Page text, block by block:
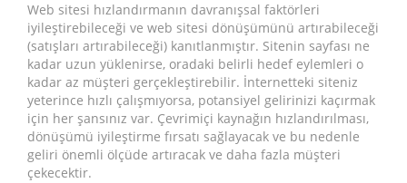
Web sitesi hızlandırmanın davranışsal faktörleri
iyileştirebileceği ve web sitesi dönüşümünü artırabileceği
(satışları artırabileceği) kanıtlanmıştır. Sitenin sayfası ne
kadar uzun yüklenirse, oradaki belirli hedef eylemleri o
kadar az müşteri gerçekleştirebilir. İnternetteki siteniz
yeterince hızlı çalışmıyorsa, potansiyel gelirinizi kaçırmak
için her şansınız var. Çevrimiçi kaynağın hızlandırılması,
dönüşümü iyileştirme fırsatı sağlayacak ve bu nedenle
geliri önemli ölçüde artıracak ve daha fazla müşteri
çekecektir.